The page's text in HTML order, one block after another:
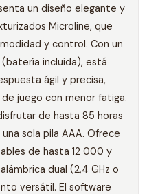
un diseño elegante y
Microline, que
y control. Con un
incluida), está
ágil y precisa,
juego con menor fatiga.
de hasta 85 horas
sola pila AAA. Ofrece
de hasta 12 000 y
dual (2,4 GHz o
versátil. El software